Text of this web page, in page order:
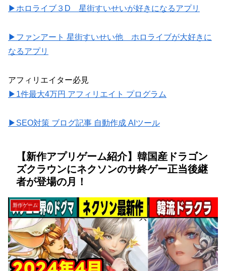
▶ホロライブ３D 星街すいせいが好きになるアプリ
▶ファンアート 星街すいせい他 ホロライブが大好きに
なるアプリ
アフィリエイター必見
▶1件最大4万円 アフィリエイト プログラム
▶SEO対策 ブログ記事 自動作成 AIツール
【新作アプリゲーム紹介】韓国産ドラゴン
ズクラウンにネクソンのサ終ゲー正当後継
者が登場の月！
新作ゲーム